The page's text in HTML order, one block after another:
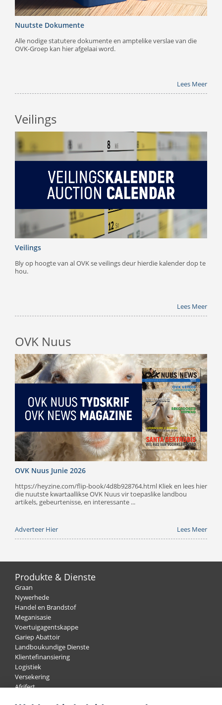
Nuutste Dokumente
Alle nodige statutere dokumente en amptelike verslae van die
OVK-Groep kan hier afgelaai word.
Lees Meer
Veilings
Veilings
Bly op hoogte van al OVK se veilings deur hierdie kalender dop te
hou.
Lees Meer
OVK Nuus
OVK Nuus Junie 2026
https://heyzine.com/flip-book/4d8b928764.html Kliek en lees hier
die nuutste kwartaallikse OVK Nuus vir toepaslike landbou
artikels, gebeurtenisse, en interessante ...
Adverteer Hier Lees Meer
Produkte & Dienste
Graan
Nywerhede
Handel en Brandstof
Meganisasie
Voertuigagentskappe
Gariep Abattoir
Landboukundige Dienste
Klientefinansiering
Logistiek
Versekering
Afrifert